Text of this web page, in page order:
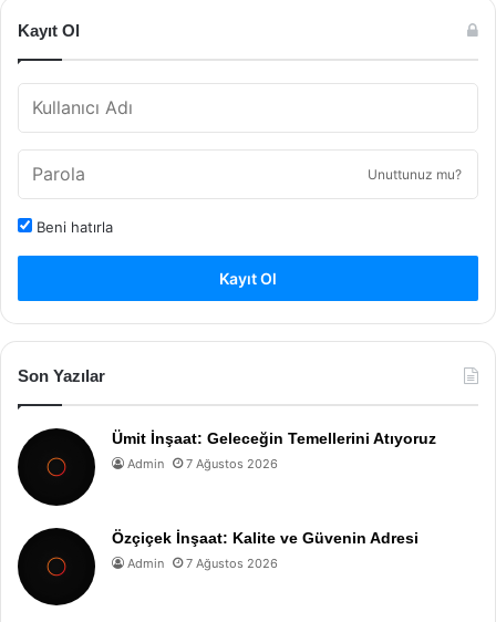
Kayıt Ol
Unuttunuz mu?
Beni hatırla
Kayıt Ol
Son Yazılar
Ümit İnşaat: Geleceğin Temellerini Atıyoruz
Admin 7 Ağustos 2026
Özçiçek İnşaat: Kalite ve Güvenin Adresi
Admin 7 Ağustos 2026